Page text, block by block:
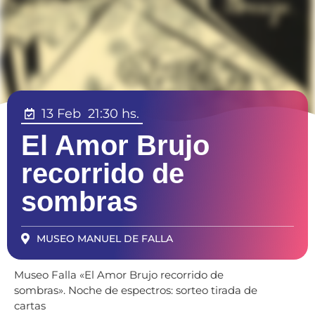
13 Feb 21:30 hs.
El Amor Brujo
recorrido de
sombras
MUSEO MANUEL DE FALLA
Museo Falla «El Amor Brujo recorrido de
sombras». Noche de espectros: sorteo tirada de
cartas